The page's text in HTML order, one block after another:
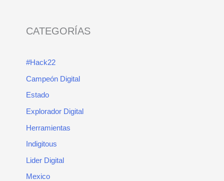
CATEGORÍAS
#Hack22
Campeón Digital
Estado
Explorador Digital
Herramientas
Indigitous
Lider Digital
Mexico